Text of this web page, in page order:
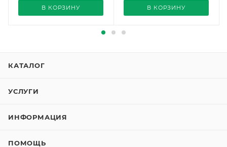
В КОРЗИНУ В КОРЗИНУ
КАТАЛОГ
УСЛУГИ
ИНФОРМАЦИЯ
ПОМОЩЬ